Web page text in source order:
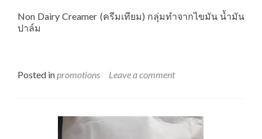
Non Dairy Creamer (ครีมเทียม) กลุ่มทำจากไขมัน น้ำมัน
ปาล์ม
Posted inpromotions Leave a comment